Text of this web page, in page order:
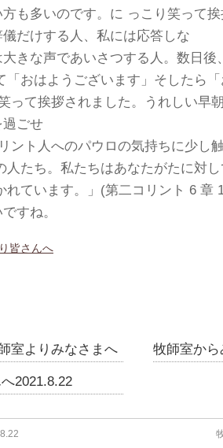
も多いのです。に っこり笑って
だけする人、私には応答しな
きな声であいさつする人。数日後
「おはようございます」そしたら
って挨拶されました。うれしい早
過ごせ
ント人へのパウロの気持ちに少し
人たち。私たちはあなたがたに対
れています。」(第二コリント 6 章
すね。
皆さんへ
室よりみなさまへ 牧師室から
2021.8.22